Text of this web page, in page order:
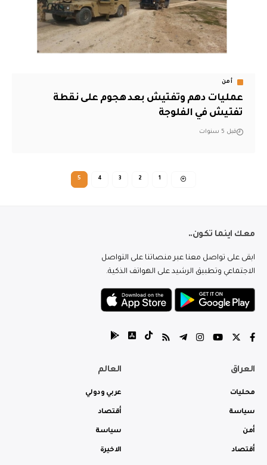
أمن
عمليات دهم وتفتيش بعد هجوم على نقطة
تفتيش في الفلوجة
قبل 5 سنوات
1
2
3
4
5
معك اينما تكون..
ابقى على تواصل معنا عبر منصاتنا على التواصل
الاجتماعي وتطبيق الرشيد على الهواتف الذكية.
العراق
محليات
سياسة
أمن
أقتصاد
العالم
عربي ودولي
أقتصاد
سياسة
الاخيرة